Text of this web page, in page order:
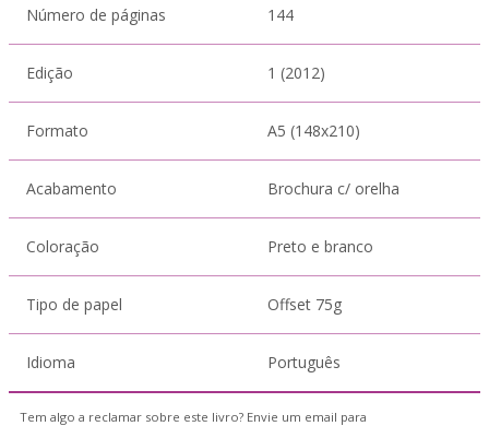
Número de páginas 144
Edição 1 (2012)
Formato A5 (148x210)
Acabamento Brochura c/ orelha
Coloração Preto e branco
Tipo de papel Offset 75g
Idioma Português
Tem algo a reclamar sobre este livro? Envie um email para